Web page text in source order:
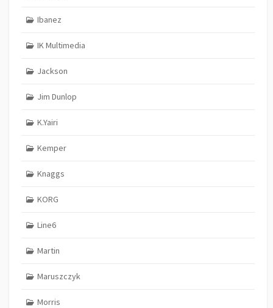
Ibanez
IK Multimedia
Jackson
Jim Dunlop
K.Yairi
Kemper
Knaggs
KORG
Line6
Martin
Maruszczyk
Morris